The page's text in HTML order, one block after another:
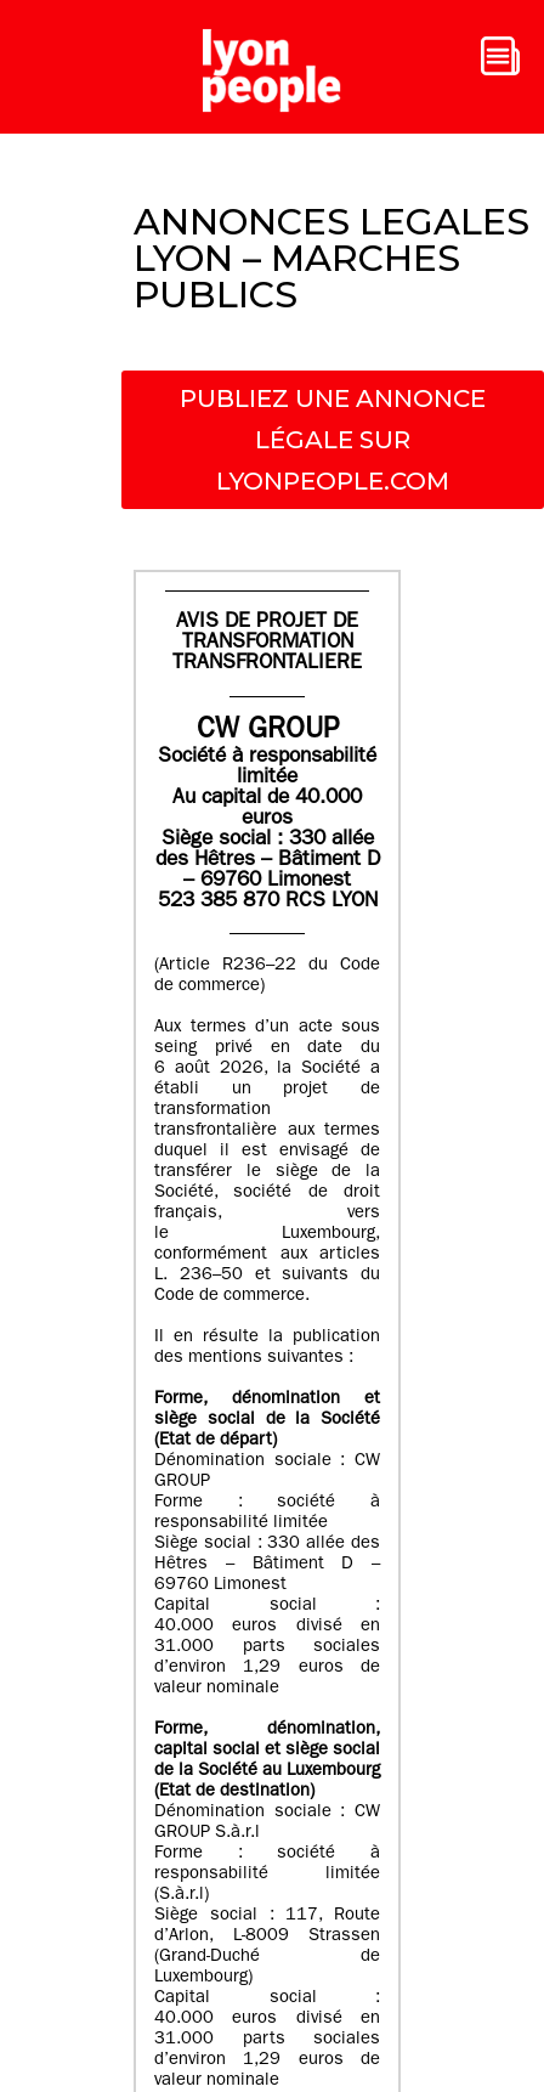
ANNONCES LEGALES
LYON – MARCHES
PUBLICS
PUBLIEZ UNE ANNONCE
LÉGALE SUR
LYONPEOPLE.COM
AVIS DE PROJET DE
TRANSFORMATION
TRANSFRONTALIERE
CW GROUP
Société à responsabilité
limitée
Au capital de 40.000
euros
Siège social : 330 allée
des Hêtres – Bâtiment D
– 69760 Limonest
523 385 870 RCS LYON
(Article R236–22 du Code
de commerce)
Aux termes d’un acte sous
seing privé en date du
6 août 2026, la Société a
établi un projet de
transformation
transfrontalière aux termes
duquel il est envisagé de
transférer le siège de la
Société, société de droit
français, vers
le Luxembourg,
conformément aux articles
L. 236–50 et suivants du
Code de commerce.
Il en résulte la publication
des mentions suivantes :
Forme, dénomination et
siège social de la Société
(Etatde départ)
Dénomination sociale : CW
GROUP
Forme : société à
responsabilité limitée
Siège social : 330 allée des
Hêtres – Bâtiment D –
69760 Limonest
Capital social :
40.000 euros divisé en
31.000 parts sociales
d’environ 1,29 euros de
valeur nominale
Forme, dénomination,
capital social et siège social
de la Société au Luxembourg
(Etat de destination)
Dénomination sociale : CW
GROUP S.à.r.l
Forme : société à
responsabilité limitée
(S.à.r.l)
Siège social : 117, Route
d’Arlon, L-8009 Strassen
(Grand-Duché de
Luxembourg)
Capital social :
40.000 euros divisé en
31.000 parts sociales
d’environ 1,29 euros de
valeur nominale